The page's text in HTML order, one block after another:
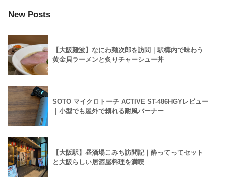
New Posts
【大阪難波】なにわ麺次郎を訪問｜駅構内で味わう
黄金貝ラーメンと炙りチャーシュー丼
SOTO マイクロトーチ ACTIVE ST-486HGYレビュー
｜小型でも屋外で頼れる耐風バーナー
【大阪駅】昼酒場こみち訪問記｜酔ってってセット
と大阪らしい居酒屋料理を満喫